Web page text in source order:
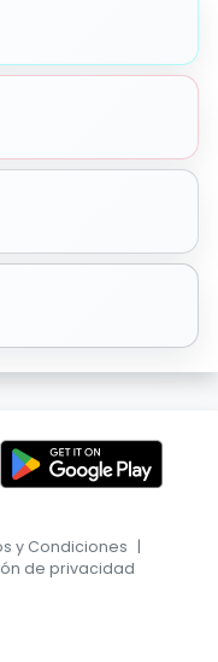
y Condiciones |
de privacidad